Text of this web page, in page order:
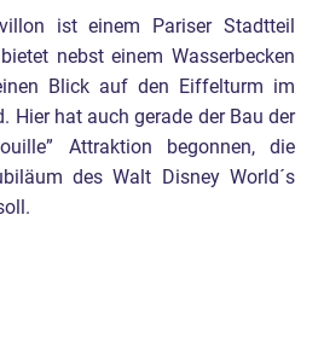
ist einem Pariser Stadtteil
nebst einem Wasserbecken
Blick auf den Eiffelturm im
Hier hat auch gerade der Bau der
Attraktion begonnen, die
des Walt Disney World´s